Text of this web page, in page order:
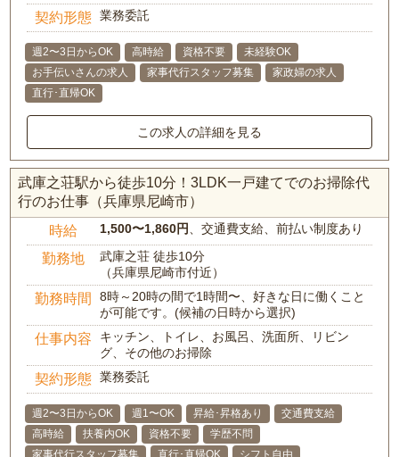
契約形態 業務委託
週2〜3日からOK 高時給 資格不要
未経験OK
お手伝いさんの求人
家事代行スタッフ募集
家政婦の求人
直行･直帰OK
この求人の詳細を見る
武庫之荘駅から徒歩10分！3LDK一戸建てでのお掃除代
行のお仕事（兵庫県尼崎市）
時給 1,500〜1,860円、交通費支給、前払い制度あり
勤務地
武庫之荘 徒歩10分
（兵庫県尼崎市付近）
勤務時間
8時～20時の間で1時間〜、好きな日に働くこと
が可能です。(候補の日時から選択)
仕事内容
キッチン、トイレ、お風呂、洗面所、リビン
グ、その他のお掃除
契約形態 業務委託
週2〜3日からOK 週1〜OK 昇給･昇格あり
交通費支給
高時給
扶養内OK 資格不要
学歴不問